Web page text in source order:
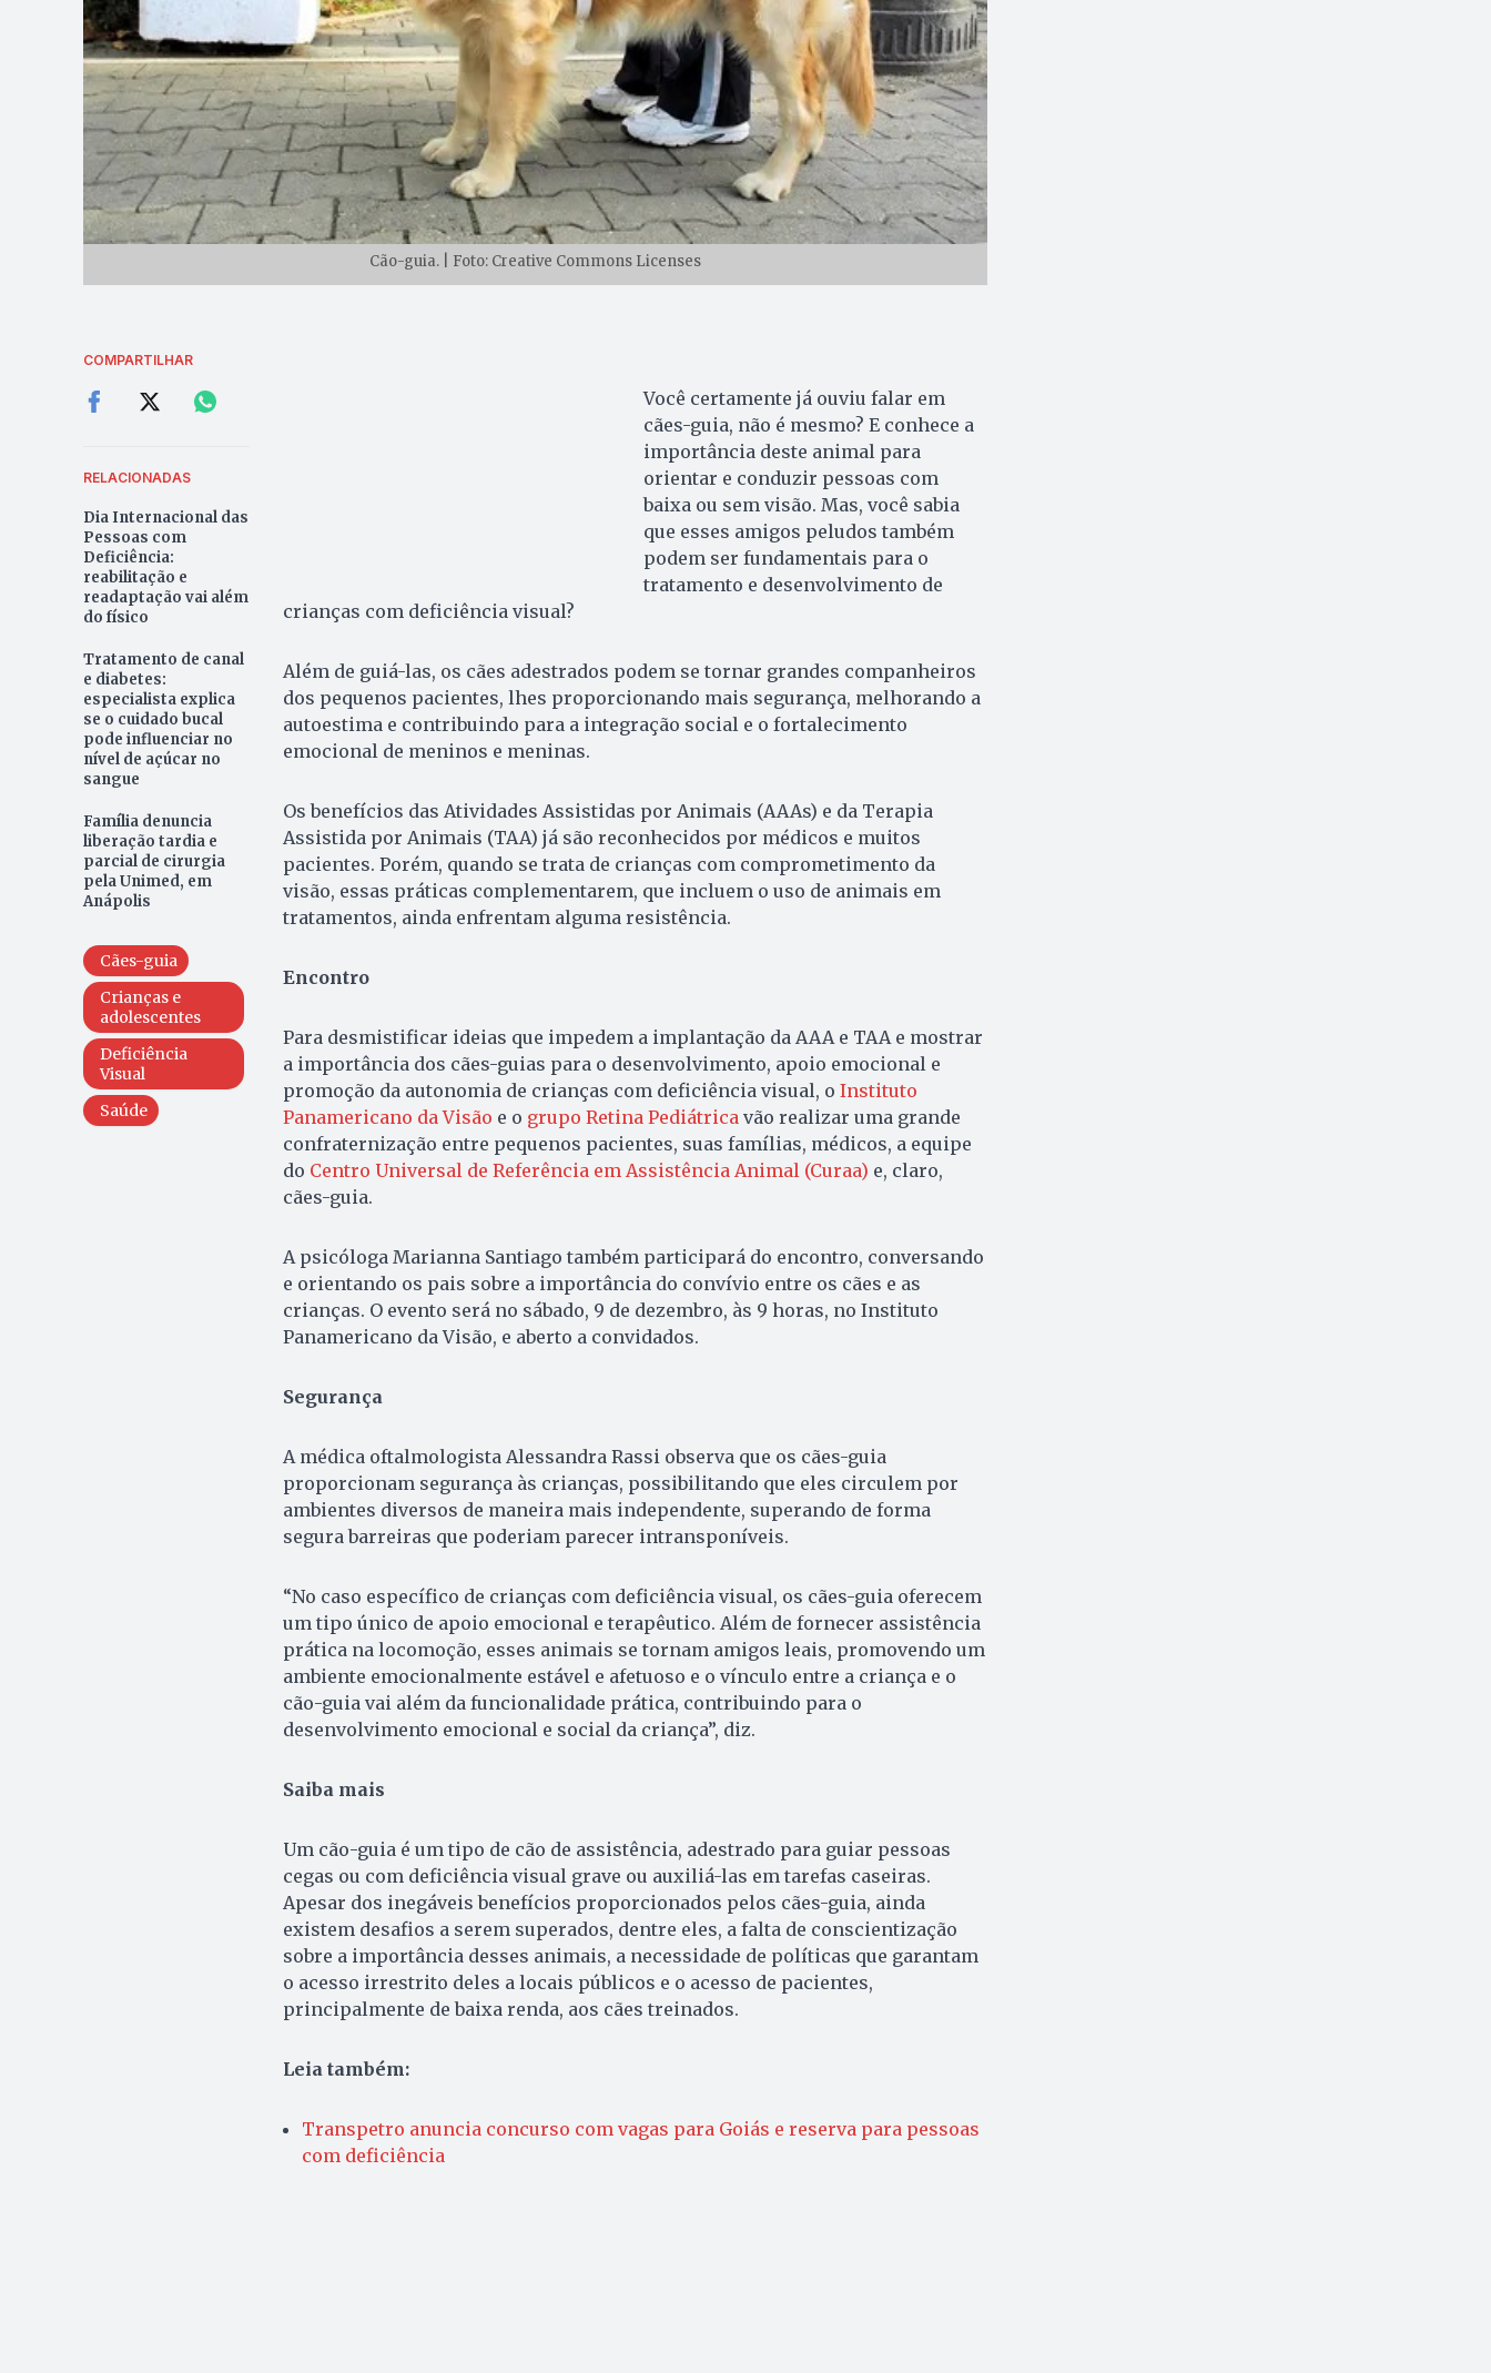
Cão-guia. | Foto: Creative Commons Licenses
COMPARTILHAR
RELACIONADAS
Dia Internacional das
Pessoas com
Deficiência:
reabilitação e
readaptação vai além
do físico
Tratamento de canal
e diabetes:
especialista explica
se o cuidado bucal
pode influenciar no
nível de açúcar no
sangue
Família denuncia
liberação tardia e
parcial de cirurgia
pela Unimed, em
Anápolis
Cães-guia
Crianças e
adolescentes
Deficiência
Visual
Saúde
Você certamente já ouviu falar em
cães-guia, não é mesmo? E conhece a
importância deste animal para
orientar e conduzir pessoas com
baixa ou sem visão. Mas, você sabia
que esses amigos peludos também
podem ser fundamentais para o
tratamento e desenvolvimento de
crianças com deficiência visual?
Além de guiá-las, os cães adestrados podem se tornar grandes companheiros
dos pequenos pacientes, lhes proporcionando mais segurança, melhorando a
autoestima e contribuindo para a integração social e o fortalecimento
emocional de meninos e meninas.
Os benefícios das Atividades Assistidas por Animais (AAAs) e da Terapia
Assistida por Animais (TAA) já são reconhecidos por médicos e muitos
pacientes. Porém, quando se trata de crianças com comprometimento da
visão, essas práticas complementarem, que incluem o uso de animais em
tratamentos, ainda enfrentam alguma resistência.
Encontro
Para desmistificar ideias que impedem a implantação da AAA e TAA e mostrar
a importância dos cães-guias para o desenvolvimento, apoio emocional e
promoção da autonomia de crianças com deficiência visual, o Instituto
Panamericano da Visão e o grupo Retina Pediátrica vão realizar uma grande
confraternização entre pequenos pacientes, suas famílias, médicos, a equipe
do Centro Universal de Referência em Assistência Animal (Curaa) e, claro,
cães-guia.
A psicóloga Marianna Santiago também participará do encontro, conversando
e orientando os pais sobre a importância do convívio entre os cães e as
crianças. O evento será no sábado, 9 de dezembro, às 9 horas, no Instituto
Panamericano da Visão, e aberto a convidados.
Segurança
A médica oftalmologista Alessandra Rassi observa que os cães-guia
proporcionam segurança às crianças, possibilitando que eles circulem por
ambientes diversos de maneira mais independente, superando de forma
segura barreiras que poderiam parecer intransponíveis.
“No caso específico de crianças com deficiência visual, os cães-guia oferecem
um tipo único de apoio emocional e terapêutico. Além de fornecer assistência
prática na locomoção, esses animais se tornam amigos leais, promovendo um
ambiente emocionalmente estável e afetuoso e o vínculo entre a criança e o
cão-guia vai além da funcionalidade prática, contribuindo para o
desenvolvimento emocional e social da criança”, diz.
Saiba mais
Um cão-guia é um tipo de cão de assistência, adestrado para guiar pessoas
cegas ou com deficiência visual grave ou auxiliá-las em tarefas caseiras.
Apesar dos inegáveis benefícios proporcionados pelos cães-guia, ainda
existem desafios a serem superados, dentre eles, a falta de conscientização
sobre a importância desses animais, a necessidade de políticas que garantam
o acesso irrestrito deles a locais públicos e o acesso de pacientes,
principalmente de baixa renda, aos cães treinados.
Leia também:
Transpetro anuncia concurso com vagas para Goiás e reserva para pessoas
com deficiência